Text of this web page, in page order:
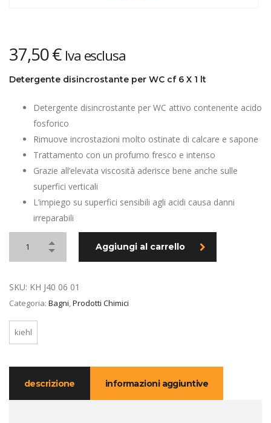
37,50€ Iva esclusa
Detergente disincrostante per WC cf 6 X 1 lt
Detergente disincrostante per WC attivo contenente acido
fosforico
Rimuove incrostazioni molto ostinate di calcare e sapone
Trattamento con un profumo fresco e intenso
Grazie all’elevata viscosità aderisce bene anche sulle
superfici verticali
L’impiego su superfici sensibili agli acidi causa danni
irreparabili
Aggiungi al carrello
SKU: KH J40 06 01
Categoria: Bagni,Prodotti Chimici
kiehl
descrizione informazioni aggiuntive